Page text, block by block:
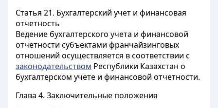
Статья 21. Бухгалтерский учет и финансовая
отчетность
Ведение бухгалтерского учета и финансовой
отчетности субъектами франчайзинговых
отношений осуществляется в соответствии с
законодательством Республики Казахстан о
бухгалтерском учете и финансовой отчетности.
Глава 4. Заключительные положения